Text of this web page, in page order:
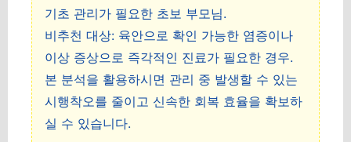
기초 관리가 필요한 초보 부모님.
비추천 대상: 육안으로 확인 가능한 염증이나
이상 증상으로 즉각적인 진료가 필요한 경우.
본 분석을 활용하시면 관리 중 발생할 수 있는
시행착오를 줄이고 신속한 회복 효율을 확보하
실 수 있습니다.